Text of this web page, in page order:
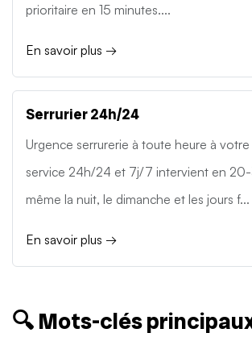
prioritaire en 15 minutes....
En savoir plus →
Serrurier 24h/24
Urgence serrurerie à toute heure à
service 24h/24 et 7j/7 intervient en
même la nuit, le dimanche et les jours f...
En savoir plus →
🔍 Mots-clés